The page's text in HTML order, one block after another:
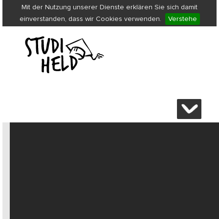
Mit der Nutzung unserer Dienste erklären Sie sich damit
einverstanden, dass wir Cookies verwenden.
Verstehe